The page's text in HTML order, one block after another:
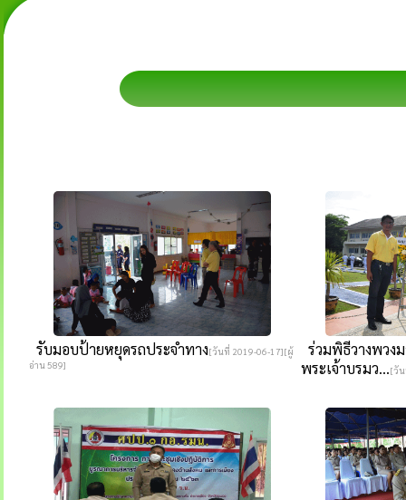
รับมอบป้ายหยุดรถประจำทาง[วันที่ 2019-06-17][ผู้
อ่าน 589]
ร่วมพิธีวางพวง
พระเจ้าบรมว...[วั